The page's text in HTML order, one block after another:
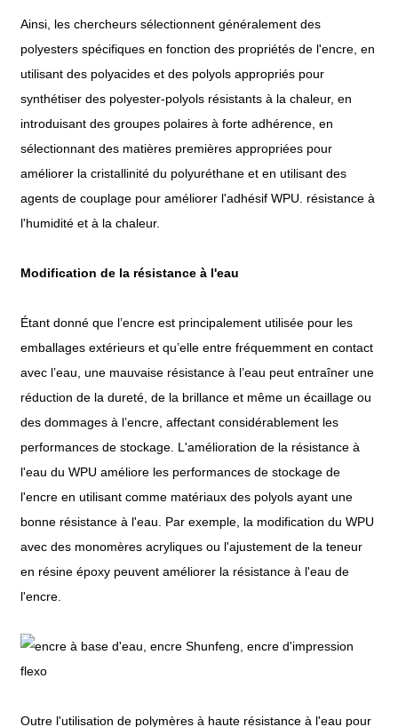
Ainsi, les chercheurs sélectionnent généralement des
polyesters spécifiques en fonction des propriétés de l'encre, en
utilisant des polyacides et des polyols appropriés pour
synthétiser des polyester-polyols résistants à la chaleur, en
introduisant des groupes polaires à forte adhérence, en
sélectionnant des matières premières appropriées pour
améliorer la cristallinité du polyuréthane et en utilisant des
agents de couplage pour améliorer l'adhésif WPU. résistance à
l'humidité et à la chaleur.
Modification de la résistance à l'eau
Étant donné que l’encre est principalement utilisée pour les
emballages extérieurs et qu’elle entre fréquemment en contact
avec l’eau, une mauvaise résistance à l’eau peut entraîner une
réduction de la dureté, de la brillance et même un écaillage ou
des dommages à l’encre, affectant considérablement les
performances de stockage. L'amélioration de la résistance à
l'eau du WPU améliore les performances de stockage de
l'encre en utilisant comme matériaux des polyols ayant une
bonne résistance à l'eau. Par exemple, la modification du WPU
avec des monomères acryliques ou l'ajustement de la teneur
en résine époxy peuvent améliorer la résistance à l'eau de
l'encre.
Outre l'utilisation de polymères à haute résistance à l'eau pour